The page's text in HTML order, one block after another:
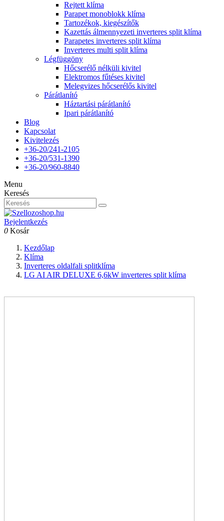
Rejtett klíma
Parapet monoblokk klíma
Tartozékok, kiegészítők
Kazettás álmennyezeti inverteres split klíma
Parapetes inverteres split klíma
Inverteres multi split klíma
Légfüggöny
Hőcserélő nélküli kivitel
Elektromos fűtéses kivitel
Melegvizes hőcserélős kivitel
Párátlanító
Háztartási párátlanító
Ipari párátlanító
Blog
Kapcsolat
Kivitelezés
+36-20/241-2105
+36-20/531-1390
+36-20/960-8840
Menu
Keresés
Bejelentkezés
0 Kosár
Kezdőlap
Klíma
Inverteres oldalfali splitklíma
LG AI AIR DELUXE 6,6kW inverteres split klíma